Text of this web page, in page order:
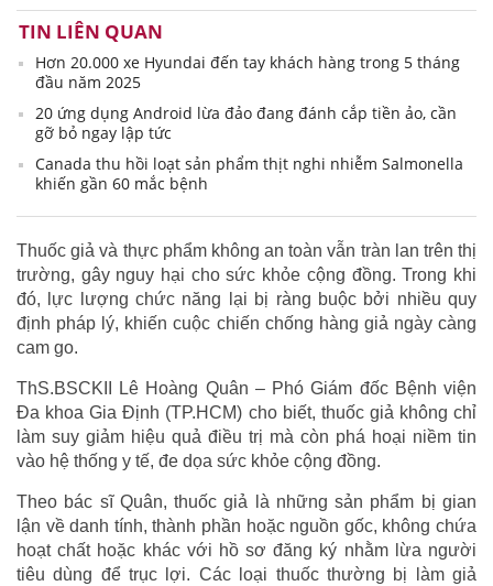
TIN LIÊN QUAN
Hơn 20.000 xe Hyundai đến tay khách hàng trong 5 tháng
đầu năm 2025
20 ứng dụng Android lừa đảo đang đánh cắp tiền ảo, cần
gỡ bỏ ngay lập tức
Canada thu hồi loạt sản phẩm thịt nghi nhiễm Salmonella
khiến gần 60 mắc bệnh
Thuốc giả và thực phẩm không an toàn vẫn tràn lan trên thị
trường, gây nguy hại cho sức khỏe cộng đồng. Trong khi
đó, lực lượng chức năng lại bị ràng buộc bởi nhiều quy
định pháp lý, khiến cuộc chiến chống hàng giả ngày càng
cam go.
ThS.BSCKII Lê Hoàng Quân – Phó Giám đốc Bệnh viện
Đa khoa Gia Định (TP.HCM) cho biết, thuốc giả không chỉ
làm suy giảm hiệu quả điều trị mà còn phá hoại niềm tin
vào hệ thống y tế, đe dọa sức khỏe cộng đồng.
Theo bác sĩ Quân, thuốc giả là những sản phẩm bị gian
lận về danh tính, thành phần hoặc nguồn gốc, không chứa
hoạt chất hoặc khác với hồ sơ đăng ký nhằm lừa người
tiêu dùng để trục lợi. Các loại thuốc thường bị làm giả